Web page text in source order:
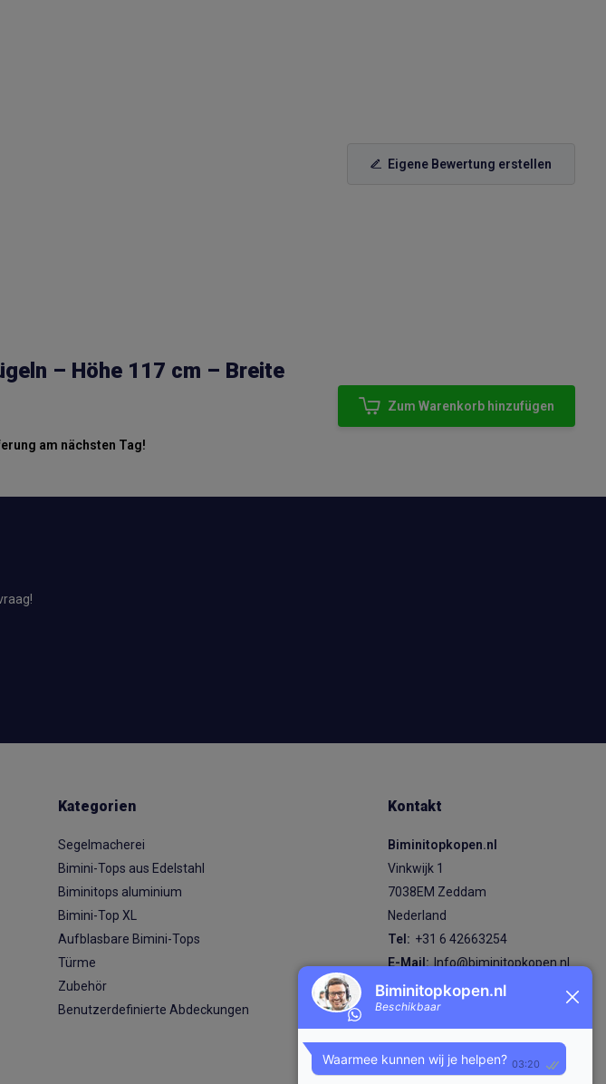
Eigene Bewertung erstellen
– Höhe 117 cm – Breite
am nächsten Tag!
Zum Warenkorb hinzufügen
Kategorien
Segelmacherei
Bimini-Tops aus Edelstahl
Biminitops aluminium
Bimini-Top XL
Aufblasbare Bimini-Tops
Türme
Zubehör
Benutzerdefinierte Abdeckungen
Kontakt
Biminitopkopen.nl
Vinkwijk 1
7038EM Zeddam
Nederland
Tel: +31 6 42663254
E-Mail: Info@biminitopkopen.nl
KVK nummer: 92824870
BTW nummer: NL004980474B89
IBAN: NL87 RABO 0380 7619 98